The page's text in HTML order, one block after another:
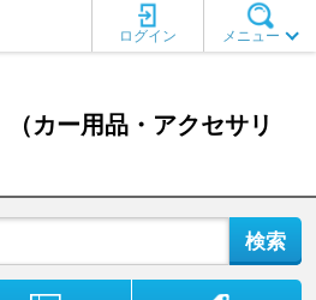
メニュー
ログイン
（カー用品・アクセサリ